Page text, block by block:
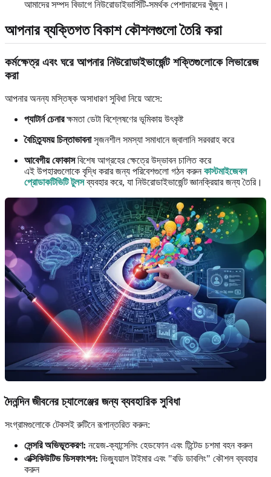
আমাদের সম্পদ বিভাগে নিউরোডাইভার্সিটি-সমর্থক পেশাদারদের খুঁজুন।
আপনার ব্যক্তিগত বিকাশ কৌশলগুলো তৈরি করা
কর্মক্ষেত্র এবং ঘরে আপনার নিউরোডাইভার্জেন্ট শক্তিগুলোকে লিভারেজ
করা
আপনার অনন্য মস্তিষ্ক অসাধারণ সুবিধা নিয়ে আসে:
প্যাটার্ন চেনারক্ষমতা ডেটা বিশ্লেষণের ভূমিকায় উৎকৃষ্ট
বৈচিত্র্যময় চিন্তাভাবনাসৃজনশীল সমস্যা সমাধানে জ্বালানি সরবরাহ করে
আবেগীয় ফোকাসবিশেষ আগ্রহের ক্ষেত্রে উদ্ভাবন চালিত করে
এই উপহারগুলোকে বৃদ্ধি করার জন্য পরিবেশগুলো গঠন করুনকাস্টমাইজেবল
প্রোডাকটিভিটি টুলসব্যবহার করে, যা নিউরোডাইভার্জেন্ট জ্ঞানক্রিয়ার জন্য তৈরি।
দৈনন্দিন জীবনের চ্যালেঞ্জের জন্য ব্যবহারিক সুবিধা
সংগ্রামগুলোকে টেকসই রুটিনে রূপান্তরিত করুন:
সেন্সরি অভিভূতকরণ: নয়েজ-ক্যান্সেলিং হেডফোন এবং টিন্টেড চশমা বহন করুন
এক্সিকিউটিভ ডিসফাংশন: ভিজ্যুয়াল টাইমার এবং "বডি ডাবলিং" কৌশল ব্যবহার
করুন